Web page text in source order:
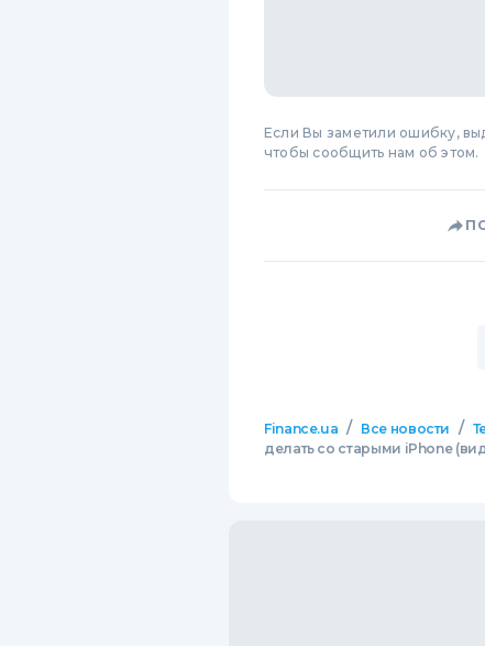
Если Вы заметили ошибку,
чтобы сообщить нам об этом.
Finance.ua / Все новости /
делать со старыми iPhone